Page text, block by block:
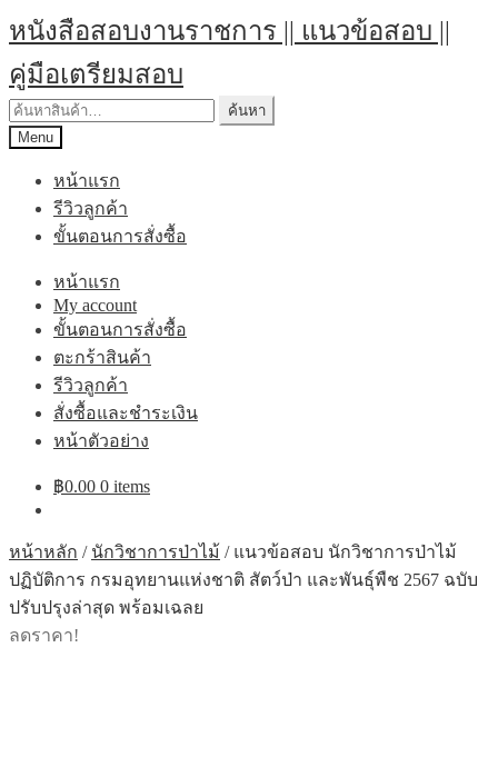
Skip
to
navigation
Skip
to
content
หนังสือสอบงานราชการ || แนวข้อสอบ ||
คู่มือเตรียมสอบ
ค้นหา:
ค้นหา
Menu
หน้าแรก
รีวิวลูกค้า
ขั้นตอนการสั่งซื้อ
หน้าแรก
My account
ขั้นตอนการสั่งซื้อ
ตะกร้าสินค้า
รีวิวลูกค้า
สั่งซื้อและชำระเงิน
หน้าตัวอย่าง
฿0.00 0 items
หน้าหลัก / นักวิชาการป่าไม้ / แนวข้อสอบ นักวิชาการป่าไม้
ปฏิบัติการ กรมอุทยานแห่งชาติ สัตว์ป่า และพันธุ์พืช 2567 ฉบับ
ปรับปรุงล่าสุด พร้อมเฉลย
ลดราคา!